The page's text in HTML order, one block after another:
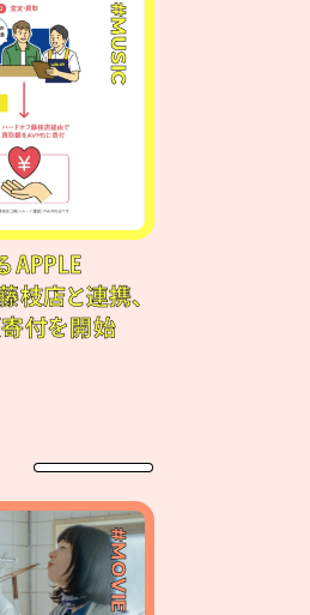
#MUSIC
APPLE
枝店と連携、
付を開始
#MOVIE